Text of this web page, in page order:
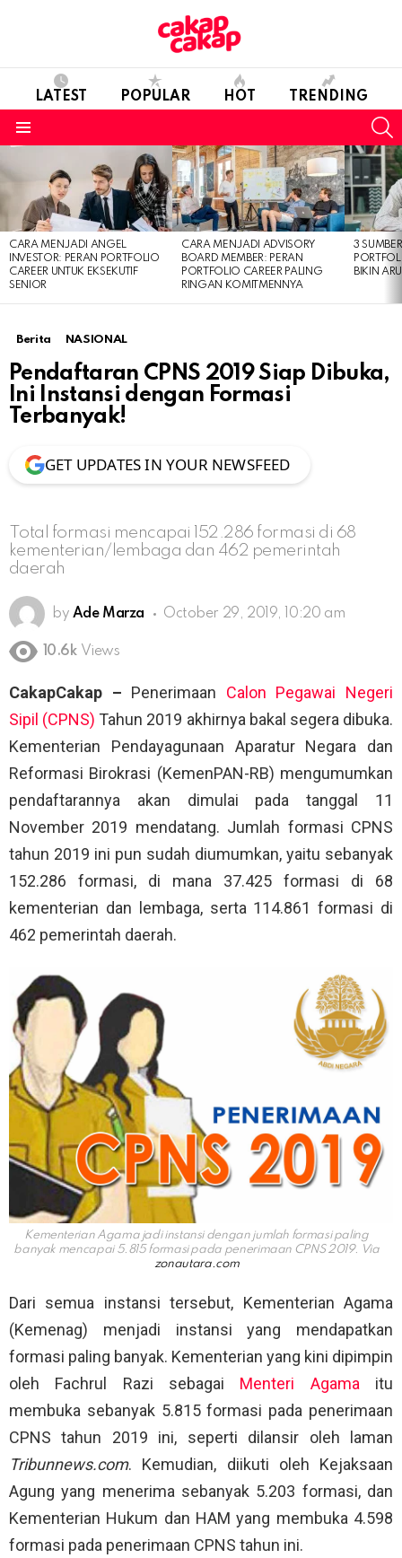
LATEST POPULAR HOT TRENDING
STORIES
CARA MENJADI ANGEL
INVESTOR: PERAN PORTFOLIO
CAREER UNTUK EKSEKUTIF
SENIOR
CARA MENJADI ADVISORY
BOARD MEMBER: PERAN
PORTFOLIO CAREER PALING
RINGAN KOMITMENNYA
3
BIKIN
Berita NASIONAL
Pendaftaran CPNS 2019 Siap Dibuka,
Ini Instansi dengan Formasi
Terbanyak!
GET UPDATES IN YOUR NEWSFEED
Total formasi mencapai 152.286 formasi di 68
kementerian/lembaga dan 462 pemerintah
daerah
by Ade Marza October 29, 2019, 10:20 am
10.6k Views
CakapCakap – Penerimaan Calon Pegawai Negeri
Sipil (CPNS) Tahun 2019 akhirnya bakal segera dibuka.
Kementerian Pendayagunaan Aparatur Negara dan
Reformasi Birokrasi (KemenPAN-RB) mengumumkan
pendaftarannya akan dimulai pada tanggal 11
November 2019 mendatang. Jumlah formasi CPNS
tahun 2019 ini pun sudah diumumkan, yaitu sebanyak
152.286 formasi, di mana 37.425 formasi di 68
kementerian dan lembaga, serta 114.861 formasi di
462 pemerintah daerah.
Kementerian Agama jadi instansi dengan jumlah formasi paling
banyak mencapai 5.815 formasi pada penerimaan CPNS 2019. Via
zonautara.com
Dari semua instansi tersebut, Kementerian Agama
(Kemenag) menjadi instansi yang mendapatkan
formasi paling banyak. Kementerian yang kini dipimpin
oleh Fachrul Razi sebagai Menteri Agama itu
membuka sebanyak 5.815 formasi pada penerimaan
CPNS tahun 2019 ini, seperti dilansir oleh laman
Tribunnews.com. Kemudian, diikuti oleh Kejaksaan
Agung yang menerima sebanyak 5.203 formasi, dan
Kementerian Hukum dan HAM yang membuka 4.598
formasi pada penerimaan CPNS tahun ini.